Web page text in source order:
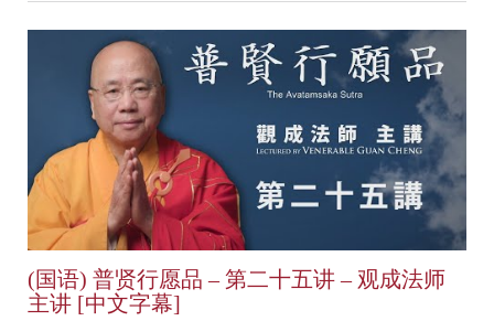
(国语) 普贤行愿品 – 第二十五讲 – 观成法师
主讲 [中文字幕]